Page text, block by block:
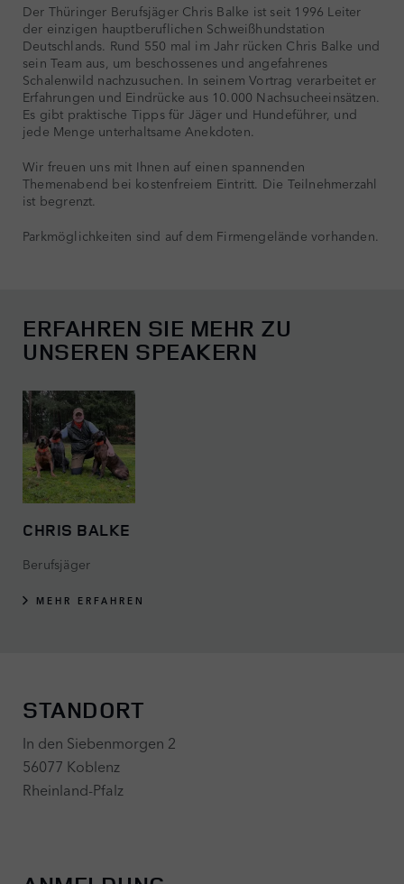
Der Thüringer Berufsjäger Chris Balke ist seit 1996 Leiter
der einzigen hauptberuflichen Schweißhundstation
Deutschlands. Rund 550 mal im Jahr rücken Chris Balke und
sein Team aus, um beschossenes und angefahrenes
Schalenwild nachzusuchen. In seinem Vortrag verarbeitet er
Erfahrungen und Eindrücke aus 10.000 Nachsucheeinsätzen.
Es gibt praktische Tipps für Jäger und Hundeführer, und
jede Menge unterhaltsame Anekdoten.
Wir freuen uns mit Ihnen auf einen spannenden
Themenabend bei kostenfreiem Eintritt. Die Teilnehmerzahl
ist begrenzt.
Parkmöglichkeiten sind auf dem Firmengelände vorhanden.
ERFAHREN SIE MEHR ZU
UNSEREN SPEAKERN
CHRIS BALKE
Berufsjäger
MEHR ERFAHREN
STANDORT
In den Siebenmorgen 2
56077 Koblenz
Rheinland-Pfalz